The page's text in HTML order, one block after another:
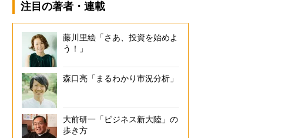
注目の著者・連載
藤川里絵「さあ、投資を始めよ
う！」
森口亮「まるわかり市況分析」
大前研一「ビジネス新大陸」の
歩き方